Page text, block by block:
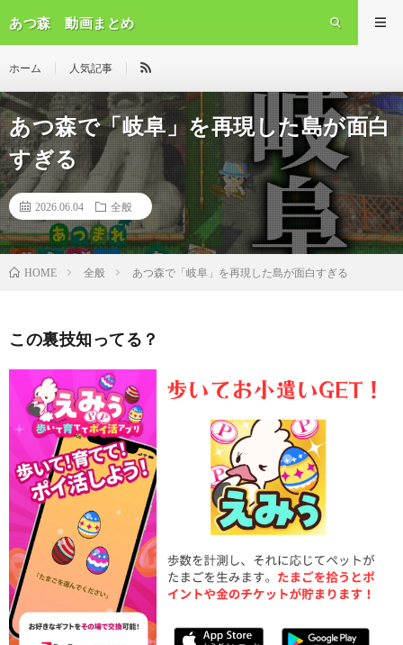
あつ森 動画まとめ
ホーム 人気記事
あつ森で「岐阜」を再現した島が面白
すぎる
2026.06.04 全般
HOME 全般 あつ森で「岐阜」を再現した島が面白すぎる
この裏技知ってる？